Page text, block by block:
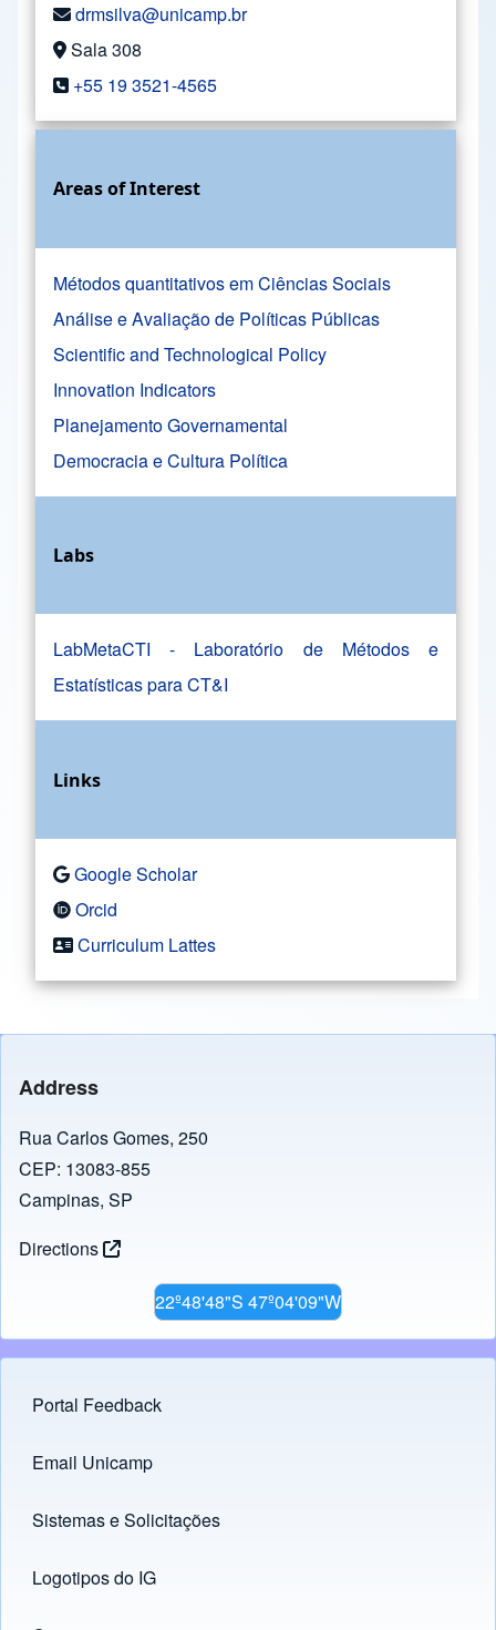
drmsilva@unicamp.br
Sala 308
+55 19 3521-4565
Areas of Interest
Métodos quantitativos em Ciências Sociais
Análise e Avaliação de Políticas Públicas
Scientific and Technological Policy
Innovation Indicators
Planejamento Governamental
Democracia e Cultura Política
Labs
LabMetaCTI - Laboratório de Métodos e
Estatísticas para CT&I
Links
Google Scholar
Orcid
Curriculum Lattes
Address
Rua Carlos Gomes, 250
CEP: 13083-855
Campinas, SP
Directions
22º48'48"S 47º04'09"W
Footer menu
Portal Feedback
Links
Email Unicamp
(opens in new tab)
Sistemas e Solicitações
(opens in new tab)
Logotipos do IG
(opens in new tab)